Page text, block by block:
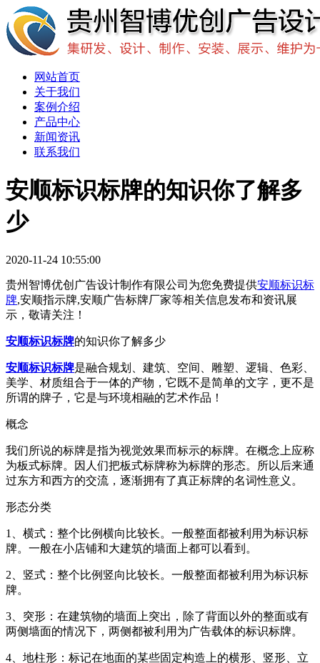
网站首页
关于我们
案例介绍
产品中心
新闻资讯
联系我们
安顺标识标牌的知识你了解多
少
2020-11-24 10:55:00
贵州智博优创广告设计制作有限公司为您免费提供安顺标识标
牌,安顺指示牌,安顺广告标牌厂家等相关信息发布和资讯展
示，敬请关注！
安顺标识标牌的知识你了解多少
安顺标识标牌是融合规划、建筑、空间、雕塑、逻辑、色彩、
美学、材质组合于一体的产物，它既不是简单的文字，更不是
所谓的牌子，它是与环境相融的艺术作品！
概念
我们所说的标牌是指为视觉效果而标示的标牌。在概念上应称
为板式标牌。因人们把板式标牌称为标牌的形态。所以后来通
过东方和西方的交流，逐渐拥有了真正标牌的名词性意义。
形态分类
1、横式：整个比例横向比较长。一般整面都被利用为标识标
牌。一般在小店铺和大建筑的墙面上都可以看到。
2、竖式：整个比例竖向比较长。一般整面都被利用为标识标
牌。
3、突形：在建筑物的墙面上突出，除了背面以外的整面或有
两侧墙面的情况下，两侧都被利用为广告载体的标识标牌。
4、地柱形：标记在地面的某些固定构造上的横形、竖形、立